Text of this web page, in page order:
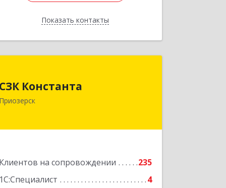
Показать контакты
Назад
СЗК Константа
Приозерск
Клиентов на сопровождении
235
1С:Специалист
4
Приозерск г, Калинина ул, дом № 29,